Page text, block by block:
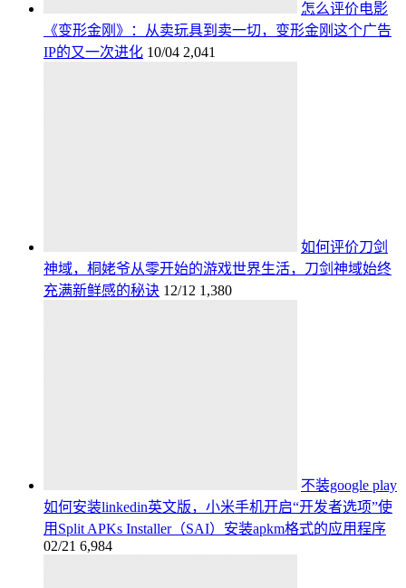
怎么评价电影
《变形金刚》：从卖玩具到卖一切，变形金刚这个广告
IP的又一次进化 10/04 2,041
如何评价刀剑
神域，桐姥爷从零开始的游戏世界生活，刀剑神域始终
充满新鲜感的秘诀 12/12 1,380
不装google play
如何安装linkedin英文版，小米手机开启“开发者选项”使
用Split APKs Installer（SAI）安装apkm格式的应用程序
02/21 6,984